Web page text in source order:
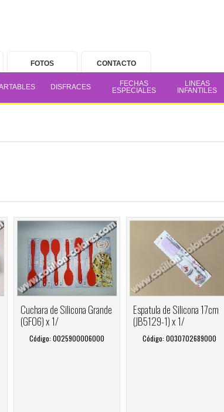
FOTOS CONTACTO
DISFRACES
FECHAS
ESPECIALES
LINEAS
INFANTILES
Cuchara de Silicona Grande
(GF06) x 1/
Código: 0025900006000
Espatula de Silicona 17cm
(JB5129-1) x 1/
Código: 0030702689000